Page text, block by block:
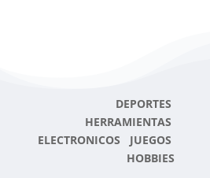
DEPORTES
HERRAMIENTAS
ELECTRONICOS JUEGOS
HOBBIES